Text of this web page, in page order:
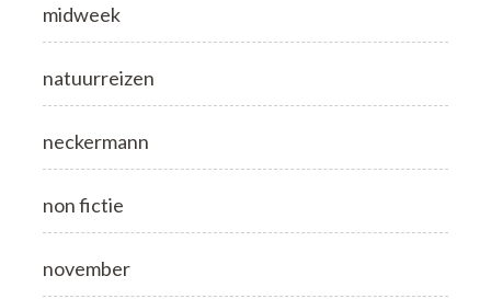
midweek
natuurreizen
neckermann
non fictie
november